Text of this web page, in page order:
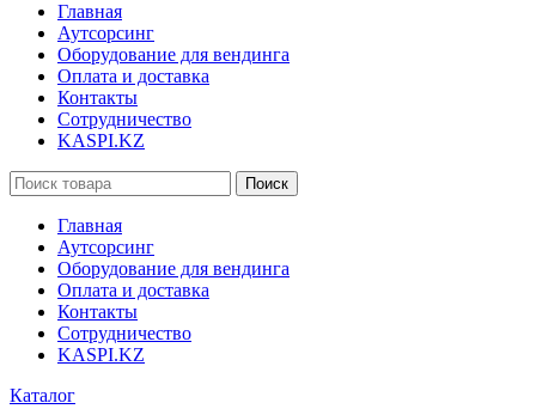
Главная
Аутсорсинг
Оборудование для вендинга
Оплата и доставка
Контакты
Сотрудничество
KASPI.KZ
Поиск
Главная
Аутсорсинг
Оборудование для вендинга
Оплата и доставка
Контакты
Сотрудничество
KASPI.KZ
Каталог